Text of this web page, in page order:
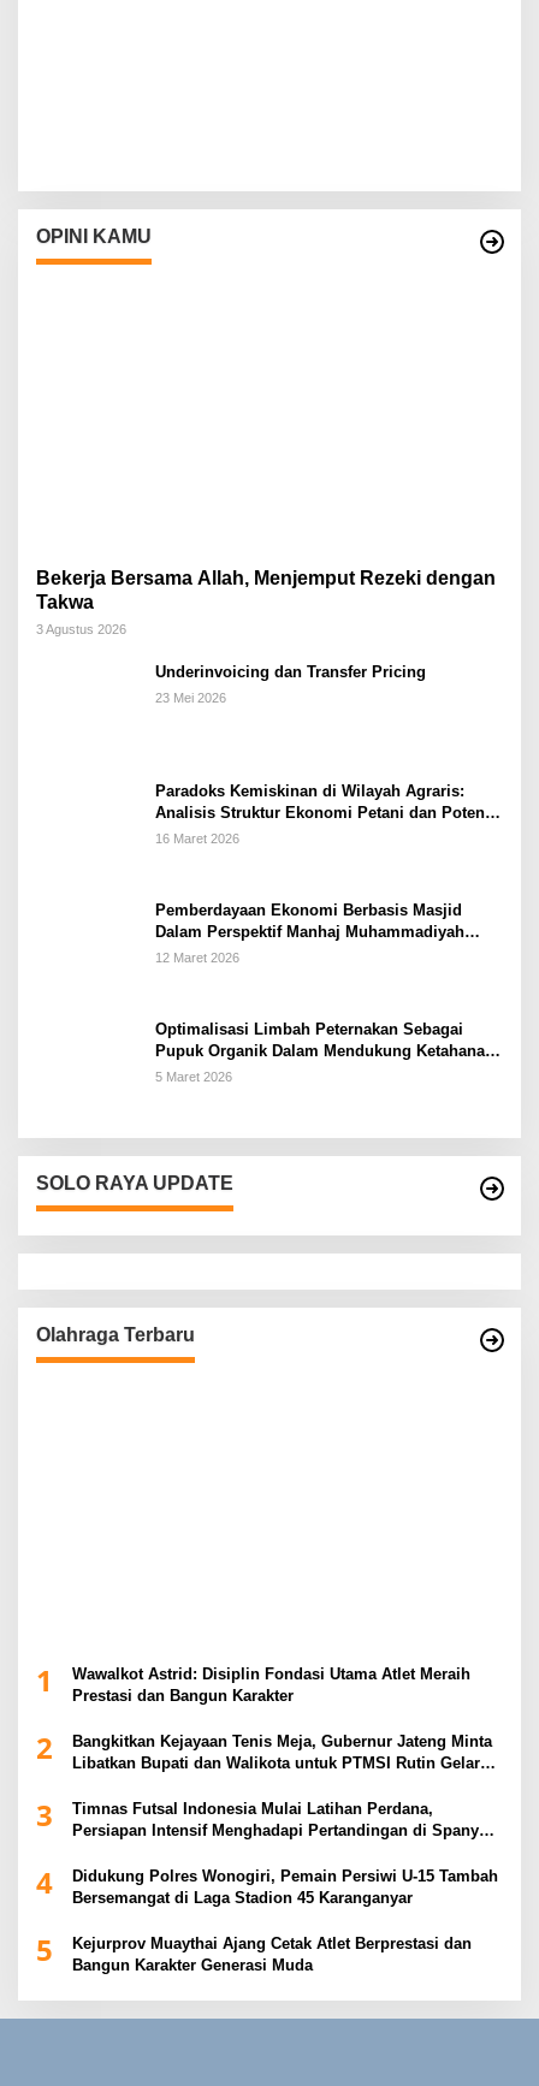
OPINI KAMU
Bekerja Bersama Allah, Menjemput Rezeki dengan
Takwa
3 Agustus 2026
Underinvoicing dan Transfer Pricing
23 Mei 2026
Paradoks Kemiskinan di Wilayah Agraris:
Analisis Struktur Ekonomi Petani dan Potensi
Pemberdayaan Berbasis Masjid di Kabupaten
16 Maret 2026
Pemberdayaan Ekonomi Berbasis Masjid
Dalam Perspektif Manhaj Muhammadiyah
Untuk Penguatan Keluarga Sakinah di
12 Maret 2026
Optimalisasi Limbah Peternakan Sebagai
Pupuk Organik Dalam Mendukung Ketahanan
Pangan Rumah Tangga Petani di Kabupaten
5 Maret 2026
SOLO RAYA UPDATE
Olahraga Terbaru
1
Wawalkot Astrid: Disiplin Fondasi Utama Atlet Meraih
Prestasi dan Bangun Karakter
2
Bangkitkan Kejayaan Tenis Meja, Gubernur Jateng Minta
Libatkan Bupati dan Walikota untuk PTMSI Rutin Gelar
3
Timnas Futsal Indonesia Mulai Latihan Perdana,
Persiapan Intensif Menghadapi Pertandingan di Spanyol
4
Didukung Polres Wonogiri, Pemain Persiwi U-15 Tambah
Bersemangat di Laga Stadion 45 Karanganyar
5
Kejurprov Muaythai Ajang Cetak Atlet Berprestasi dan
Bangun Karakter Generasi Muda